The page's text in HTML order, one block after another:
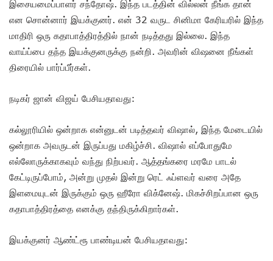
இசையமைப்பாளர் சந்தோஷ். இந்த படத்தின் வில்லன் நீங்க தான்
என சொன்னார் இயக்குனர். என் 32 வருட சினிமா கேரியரில் இந்த
மாதிரி ஒரு கதாபாத்திரத்தில் நான் நடித்தது இல்லை. இந்த
வாய்ப்பை தந்த இயக்குனருக்கு நன்றி. அவரின் விஷனை நீங்கள்
திரையில் பார்ப்பீர்கள்.
நடிகர் ஜான் விஜய் பேசியதாவது:
கல்லூரியில் ஒன்றாக என்னுடன் படித்தவர் விஷால், இந்த மேடையில்
ஒன்றாக அவருடன் இருப்பது மகிழ்ச்சி. விஷால் எப்போதுமே
எல்லோருக்காகவும் வந்து நிற்பவர். ஆத்தங்கரை மரமே பாடல்
கேட்டிருப்போம், அன்று முதல் இன்று ரெட் ஃப்ளவர் வரை அதே
இளமையுடன் இருக்கும் ஒரு ஹீரோ விக்னேஷ். மிகச்சிறப்பான ஒரு
கதாபாத்திரத்தை எனக்கு தந்திருக்கிறார்கள்.
இயக்குனர் ஆண்ட்ரூ பாண்டியன் பேசியதாவது: